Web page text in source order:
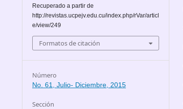
Recuperado a partir de
http://revistas.ucpejv.edu.cu/index.php/rVar/articl
e/view/249
Formatos de citación
Número
No. 61, Julio- Diciembre, 2015
Sección